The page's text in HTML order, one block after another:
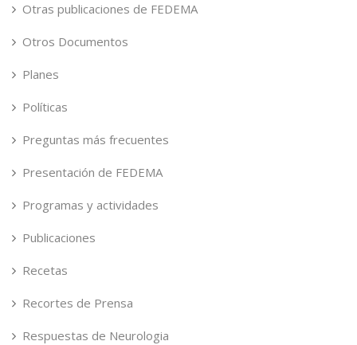
Otras publicaciones de FEDEMA
Otros Documentos
Planes
Políticas
Preguntas más frecuentes
Presentación de FEDEMA
Programas y actividades
Publicaciones
Recetas
Recortes de Prensa
Respuestas de Neurologia